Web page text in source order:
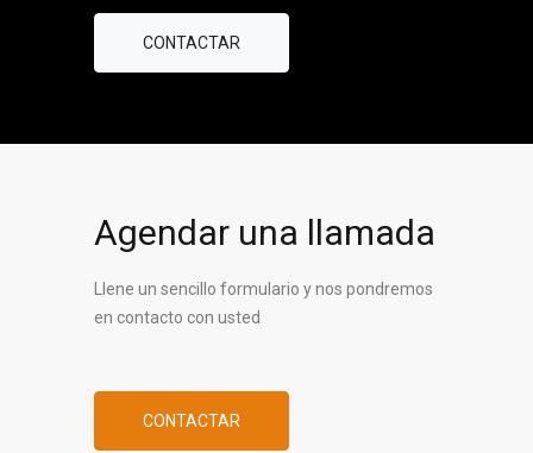
CONTACTAR
Agendar una llamada
Llene un sencillo formulario y nos pondremos
en contacto con usted
CONTACTAR